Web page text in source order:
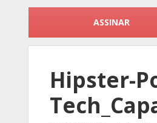
ASSINAR
Hipster-